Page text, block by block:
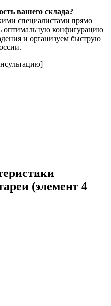
вашего склада?
специалистами прямо
оптимальную конфигурацию
и организуем быструю
(элемент 4